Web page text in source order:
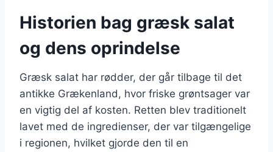
Historien bag græsk salat
og dens oprindelse
Græsk salat har rødder, der går tilbage til det
antikke Grækenland, hvor friske grøntsager var
en vigtig del af kosten. Retten blev traditionelt
lavet med de ingredienser, der var tilgængelige
i regionen, hvilket gjorde den til en